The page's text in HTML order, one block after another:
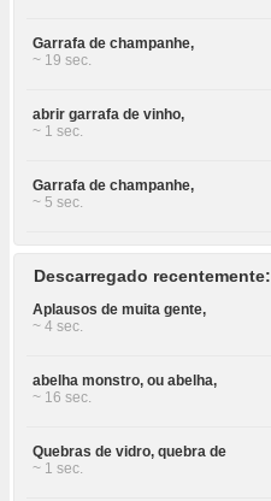
Garrafa de champanhe,
~ 19 sec.
abrir garrafa de vinho,
~ 1 sec.
Garrafa de champanhe,
~ 5 sec.
Descarregado recentemente:
Aplausos de muita gente,
~ 4 sec.
abelha monstro, ou abelha,
~ 16 sec.
Quebras de vidro, quebra de
~ 1 sec.